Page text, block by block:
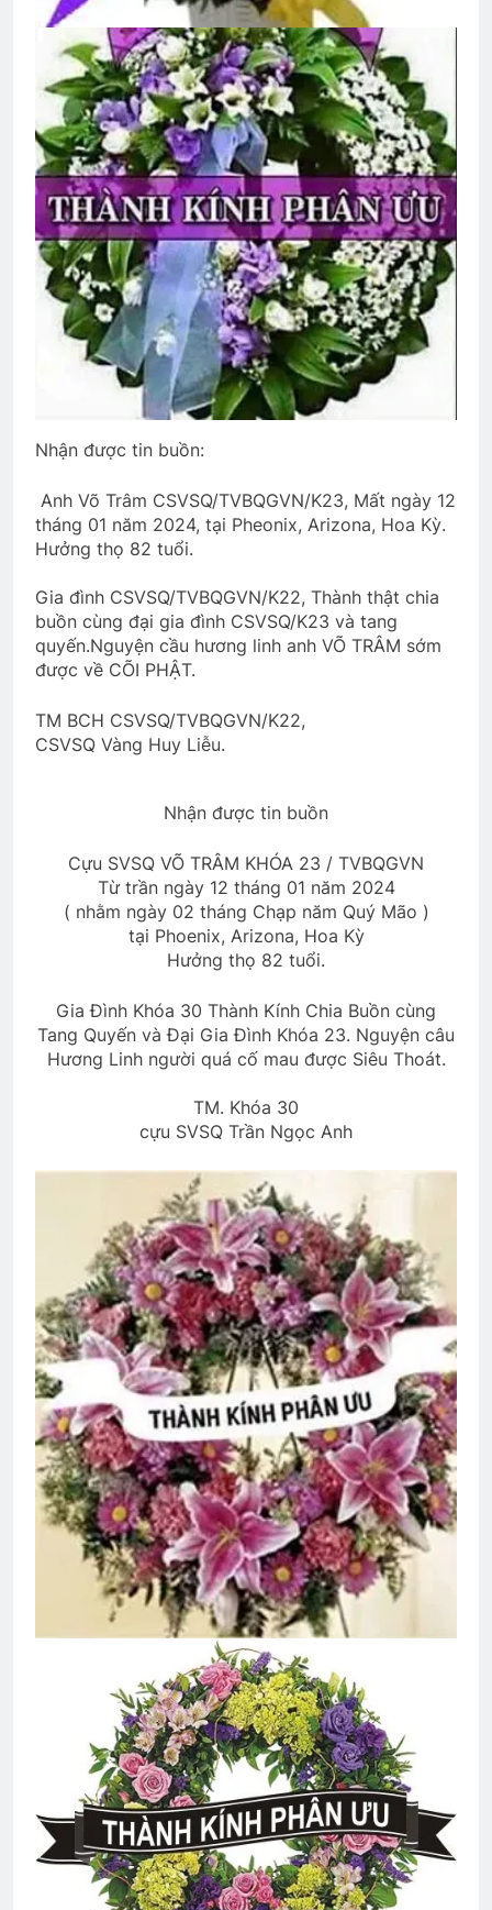
CSVSQ Nguyễn Văn Dũng K17
2 Years Ago
The Vietnam War
2 Years Ago
CSVSQ Nguyễn Văn Long K22
3 Years Ago
ĐỒI CỎ HOA VÀNG
3 Years Ago
Tiểu Đoàn 36 BĐQ VNCH
2 Years Ago
CTBCTY Tập II chương 22
3 Years Ago
Nụ Tầm Xuân
2 Years Ago
2 Years Ago
CTBCTY Tập III chương 34
Đồn Vắng Chiều Xuân
2 Years Ago
Thăm NT Phạm Dương Đạt K17
2 Years Ago
Văn Thư 005/TH nhiệm kỳ 2024-2026
MÃI MÃI TẠ ƠN (M.S. Lowndes)
3 Years Ago
Mùa Thu
2 Years Ago
Tâm sự người lính trẻ
2 Years Ago
QUÀ TẶNG CỦA ANH LÍNH THỦY
3 Years Ago
An Lộc 1972
2 Years Ago
ĐI THEO TIẾNG GỌI (Rabindranath
Tagore)
3 Years Ago
Buổi họp mặt Tân Niên 2024 HVB/BCL
2 Years Ago
Đi Đâu Cho Thiếp Theo Cùng
Nhận được tin buồn:
Anh Võ Trâm CSVSQ/TVBQGVN/K23, Mất ngày 12
tháng 01 năm 2024, tại Pheonix, Arizona, Hoa Kỳ.
Hưởng thọ 82 tuổi.
Gia đình CSVSQ/TVBQGVN/K22, Thành thật chia
buồn cùng đại gia đình CSVSQ/K23 và tang
quyến.Nguyện cầu hương linh anh VÕ TRÂM sớm
được về CÕI PHẬT.
TM BCH CSVSQ/TVBQGVN/K22,
CSVSQ Vàng Huy Liễu.
Nhận được tin buồn
Cựu SVSQ VÕ TRÂM KHÓA 23 / TVBQGVN
Từ trần ngày 12 tháng 01 năm 2024
( nhằm ngày 02 tháng Chạp năm Quý Mão )
tại Phoenix, Arizona, Hoa Kỳ
Hưởng thọ 82 tuổi.
Gia Đình Khóa 30 Thành Kính Chia Buồn cùng
Tang Quyến và Đại Gia Đình Khóa 23. Nguyện câu
Hương Linh người quá cố mau được Siêu Thoát.
TM. Khóa 30
cựu SVSQ Trần Ngọc Anh